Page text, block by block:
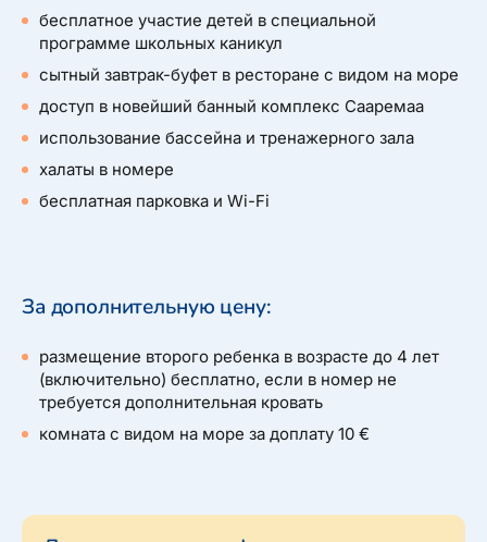
бесплатное участие детей в специальной
программе школьных каникул
сытный завтрак-буфет в ресторане с видом на море
доступ в новейший банный комплекс Сааремаа
использование бассейна и тренажерного зала
халаты в номере
бесплатная парковка и Wi-Fi
За дополнительную цену:
размещение второго ребенка в возрасте до 4 лет
(включительно) бесплатно, если в номер не
требуется дополнительная кровать
комната с видом на море за доплату 10 €